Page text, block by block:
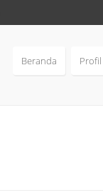
Beranda Profil